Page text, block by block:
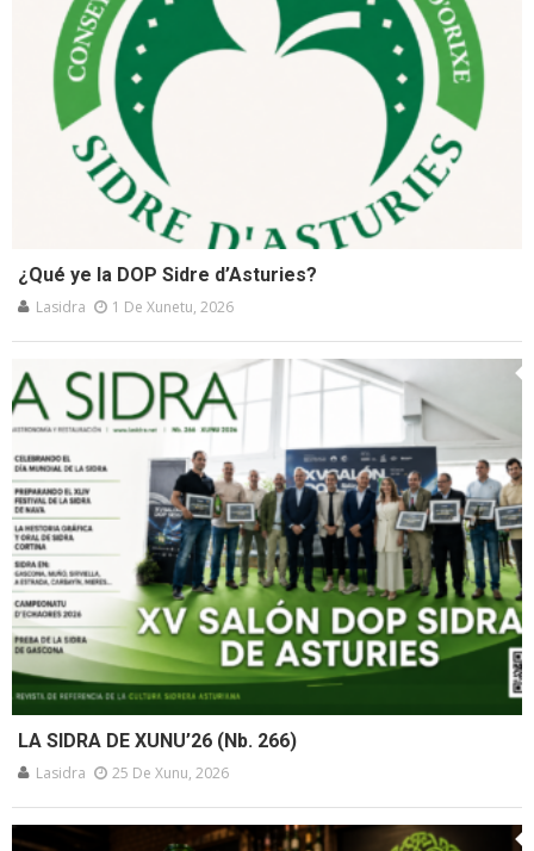
¿Qué ye la DOP Sidre d’Asturies?
Lasidra 1 De Xunetu, 2026
LA SIDRA DE XUNU’26 (Nb. 266)
Lasidra 25 De Xunu, 2026